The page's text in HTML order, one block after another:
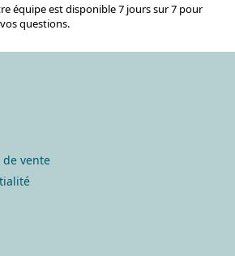
équipe est disponible 7 jours sur 7 pour
questions.
vente